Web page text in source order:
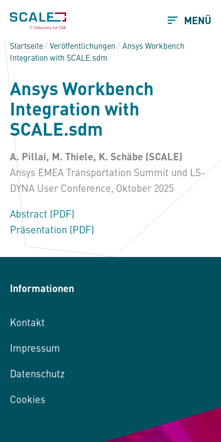
MENÜ
Startseite /Veröffentlichungen /Ansys Workbench
Integration with SCALE.sdm
Ansys Workbench
Integration with
SCALE.sdm
A. Pillai, M. Thiele, K. Schäbe (SCALE)
Ansys EMEA Transportation Summit und LS-
DYNA User Conference, Oktober 2025
Abstract (PDF)
Präsentation (PDF)
Informationen
Kontakt
Impressum
Datenschutz
Cookies